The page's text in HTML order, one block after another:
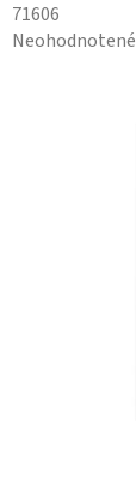
71606
Priemerné
Neohodnotené